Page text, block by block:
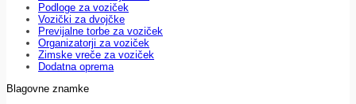
Podloge za voziček
Vozički za dvojčke
Previjalne torbe za voziček
Organizatorji za voziček
Zimske vreče za voziček
Dodatna oprema
Blagovne znamke